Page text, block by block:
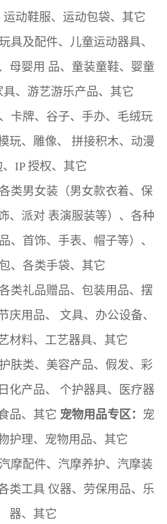
动鞋服、运动包袋、其它
具及配件、儿童运动器具、
母婴用 品、童装童鞋、婴童
、游艺游乐产品、其它
卡牌、谷子、手办、毛绒玩
玩、雕像、 拼接积木、动漫
、IP 授权、其它
类男女装（男女款衣着、保
、派对 表演服装等）、各种
、首饰、手表、帽子等）、
、各类手袋、其它
类礼品赠品、包装用品、摆
庆用品、 文具、办公设备、
材料、工艺器具、其它
护肤类、美容产品、假发、彩
化产品、 个护器具、医疗器
品、其它 宠物用品专区：
宠
护理、宠物用品、其它
汽摩配件、汽摩养护、汽摩装
类工具 仪器、劳保用品、乐
器、其它